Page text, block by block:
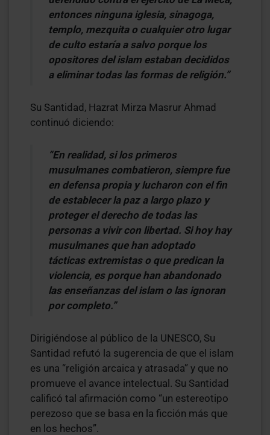
entonces ninguna iglesia, sinagoga,
templo, mezquita o cualquier otro lugar
de culto estaría a salvo porque los
opositores del islam estaban decididos
a eliminar todas las formas de religión.”
Su Santidad, Hazrat Mirza Masrur Ahmad
continuó diciendo:
“En realidad, si los primeros
musulmanes combatieron, siempre fue
en defensa propia y lucharon con el fin
de establecer la paz a largo plazo y
proteger el derecho de todas las
personas a vivir con libertad. Si hoy hay
musulmanes que han adoptado
tácticas extremistas o que predican la
violencia, es porque han abandonado
las enseñanzas del islam o las ignoran
por completo.”
Dirigiéndose al público de la UNESCO, Su
Santidad refutó la sugerencia de que el islam
es una “religión arcaica y atrasada” y que no
promueve el avance intelectual. Su Santidad
calificó tal afirmación como “un estereotipo
perezoso que se basa en la ficción más que
en los hechos”.